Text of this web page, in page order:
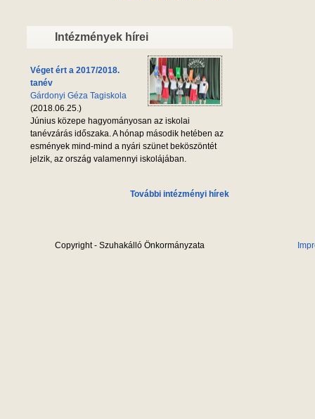
Intézmények hírei
Véget ért a 2017/2018.
tanév
Gárdonyi Géza Tagiskola
(2018.06.25.)
Június közepe hagyományosan az iskolai
tanévzárás időszaka. A hónap második hetében az
esmények mind-mind a nyári szünet beköszöntét
jelzik, az ország valamennyi iskolájában.
További intézményi hírek
Copyright - Szuhakálló Önkormányzata